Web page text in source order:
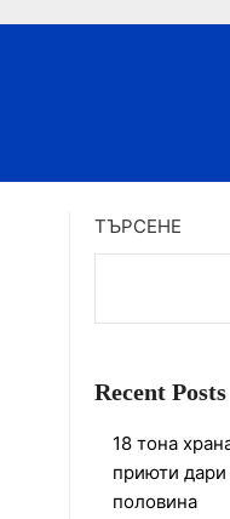
ТЪРСЕНЕ
Recent Posts
18 тона
приюти дари
половина